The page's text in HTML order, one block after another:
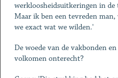
werkloosheidsuitkeringen in de
Maar ik ben een tevreden
we exact wat we wilden.'
De woede van de vakbonden
volkomen onterecht?